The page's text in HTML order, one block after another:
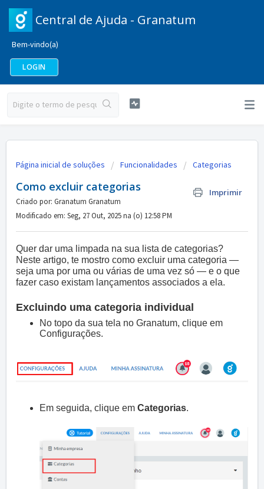
Central de Ajuda - Granatum
Bem-vindo(a)
LOGIN
Página inicial de soluções Funcionalidades Categorias
Como excluir categorias Imprimir
Criado por: Granatum Granatum
Modificado em: Seg, 27 Out, 2025 na (o) 12:58 PM
Quer dar uma limpada na sua lista de categorias?
Neste artigo, te mostro como excluir uma categoria —
seja uma por uma ou várias de uma vez só — e o que
fazer caso existam lançamentos associados a ela.
Excluindo uma categoria individual
No topo da sua tela no Granatum, clique em
Configurações.
Em seguida, clique em Categorias.